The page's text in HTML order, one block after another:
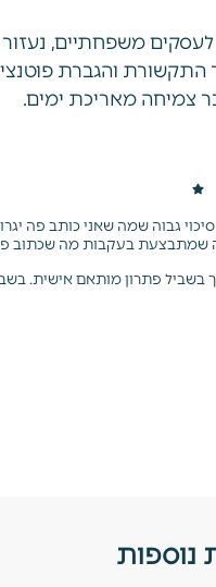
משפחתיים,
התקשורת והגברת
צמיחה מאריכת ימים.
סיכוי גבוה שמה שאני כותב פה
בעקבות מה שכתוב
בשביל פתרון מותאם אישית.
נוספות